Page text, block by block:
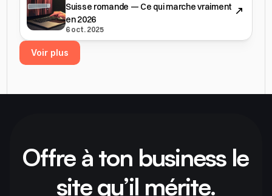
Suisse romande — Ce qui marche vraiment
en 2026
6 oct. 2025
Voir plus
Offre à ton business le
site qu’il mérite.